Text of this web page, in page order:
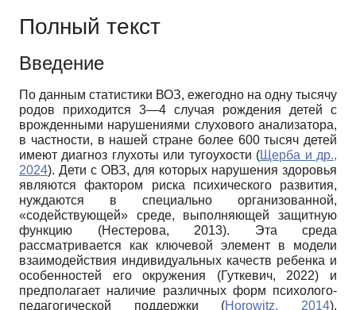
Полный текст
Введение
По данным статистики ВОЗ, ежегодно на одну тысячу
родов приходится 3—4 случая рождения детей с
врожденными нарушениями слухового анализатора,
в частности, в нашей стране более 600 тысяч детей
имеют диагноз глухоты или тугоухости (Щерба и др.,
2024). Дети с ОВЗ, для которых нарушения здоровья
являются фактором риска психического развития,
нуждаются в специально организованной,
«содействующей» среде, выполняющей защитную
функцию (Нестерова, 2013). Эта среда
рассматривается как ключевой элемент в модели
взаимодействия индивидуальных качеств ребенка и
особенностей его окружения (Гуткевич, 2022) и
предполагает наличие различных форм психолого-
педагогической поддержки (Horowitz, 2014).